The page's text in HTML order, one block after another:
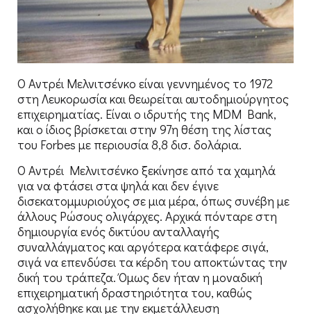
Ο Αντρέι Μελνιτσένκο είναι γεννημένος το 1972
στη Λευκορωσία και θεωρείται αυτοδημιούργητος
επιχειρηματίας. Είναι ο ιδρυτής της MDM Bank,
και ο ίδιος βρίσκεται στην 97η θέση της λίστας
του Forbes με περιουσία 8,8 δισ. δολάρια.
Ο Αντρέι Μελνιτσένκο ξεκίνησε από τα χαμηλά
για να φτάσει στα ψηλά και δεν έγινε
δισεκατομμυριούχος σε μια μέρα, όπως συνέβη με
άλλους Ρώσους ολιγάρχες. Αρχικά πόνταρε στη
δημιουργία ενός δικτύου ανταλλαγής
συναλλάγματος και αργότερα κατάφερε σιγά,
σιγά να επενδύσει τα κέρδη του αποκτώντας την
δική του τράπεζα. Όμως δεν ήταν η μοναδική
επιχειρηματική δραστηριότητα του, καθώς
ασχολήθηκε και με την εκμετάλλευση